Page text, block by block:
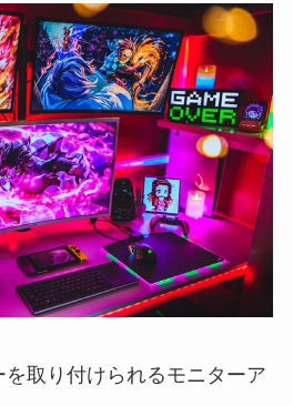
取り付けられるモニターア